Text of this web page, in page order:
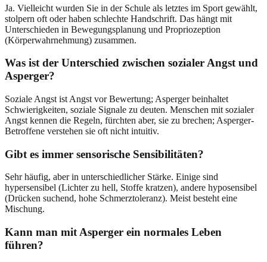
Ja. Vielleicht wurden Sie in der Schule als letztes im Sport gewählt,
stolpern oft oder haben schlechte Handschrift. Das hängt mit
Unterschieden in Bewegungsplanung und Propriozeption
(Körperwahrnehmung) zusammen.
Was ist der Unterschied zwischen sozialer Angst und
Asperger?
Soziale Angst ist Angst vor Bewertung; Asperger beinhaltet
Schwierigkeiten, soziale Signale zu deuten. Menschen mit sozialer
Angst kennen die Regeln, fürchten aber, sie zu brechen; Asperger-
Betroffene verstehen sie oft nicht intuitiv.
Gibt es immer sensorische Sensibilitäten?
Sehr häufig, aber in unterschiedlicher Stärke. Einige sind
hypersensibel (Lichter zu hell, Stoffe kratzen), andere hyposensibel
(Drücken suchend, hohe Schmerztoleranz). Meist besteht eine
Mischung.
Kann man mit Asperger ein normales Leben
führen?